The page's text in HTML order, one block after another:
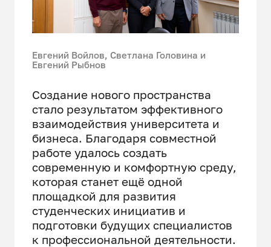
Евгений Войлов, Светлана Головина и
Евгений Рыбнов
Создание нового пространства
стало результатом эффективного
взаимодействия университета и
бизнеса. Благодаря совместной
работе удалось создать
современную и комфортную среду,
которая станет ещё одной
площадкой для развития
студенческих инициатив и
подготовки будущих специалистов
к профессиональной деятельности.